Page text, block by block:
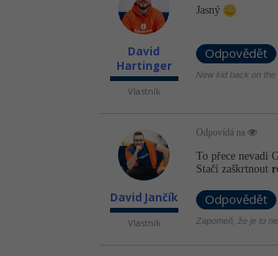
David
Hartinger
Vlastník
Jasný
Odpovědět
New kid back on
David Jančík
Vlastník
Odpovídá na
To přece nevadí
Stačí zaškrtnout
Odpovědět
Zapomeň, že je to